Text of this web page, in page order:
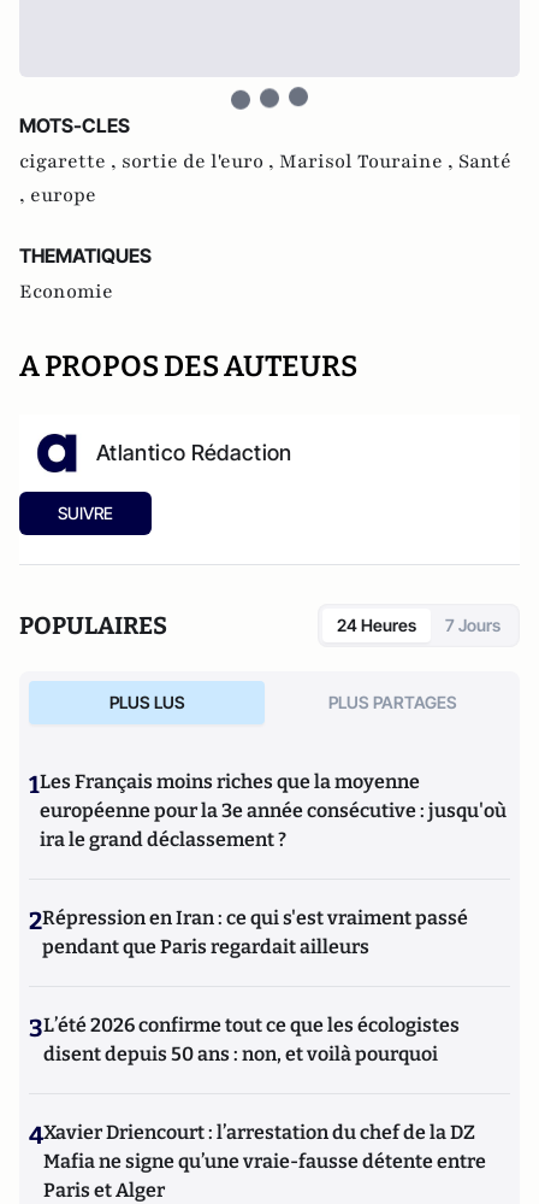
MOTS-CLES
cigarette , sortie de l'euro , Marisol Touraine , Santé
, europe
THEMATIQUES
Economie
A PROPOS DES AUTEURS
Atlantico Rédaction
SUIVRE
POPULAIRES 24 Heures 7 Jours
PLUS LUS PLUS PARTAGES
1Les Français moins riches que la moyenne
européenne pour la 3e année consécutive : jusqu'où
ira le grand déclassement ?
2Répression en Iran : ce qui s'est vraiment passé
pendant que Paris regardait ailleurs
3L’été 2026 confirme tout ce que les écologistes
disent depuis 50 ans : non, et voilà pourquoi
4Xavier Driencourt : l’arrestation du chef de la DZ
Mafia ne signe qu’une vraie-fausse détente entre
Paris et Alger